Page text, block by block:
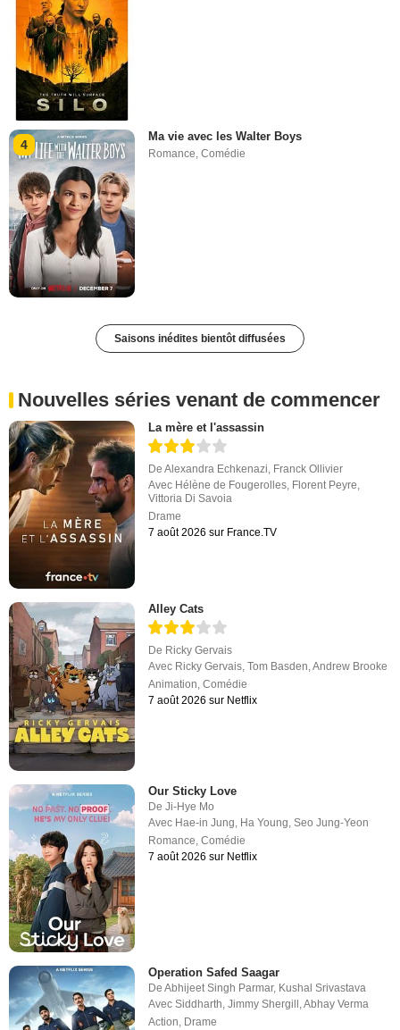
4
Ma vie avec les Walter Boys
Romance ,Comédie
Saisons inédites bientôt diffusées
Nouvelles séries venant de commencer
La mère et l'assassin
DeAlexandra Echkenazi, Franck Ollivier
Avec Hélène de Fougerolles, Florent Peyre,
Vittoria Di Savoia
Drame
7 août 2026 sur France.TV
Alley Cats
De Ricky Gervais
Avec Ricky Gervais,Tom Basden,Andrew Brooke
Animation,Comédie
7 août 2026 sur Netflix
Our Sticky Love
DeJi-Hye Mo
Avec Hae-in Jung Ha Young ,Seo Jung-Yeon
Romance ,Comédie
7 août 2026 sur Netflix
Operation Safed Saagar
DeAbhijeet Singh Parmar, Kushal Srivastava
AvecSiddharth,Jimmy Shergill ,Abhay Verma
Action, Drame